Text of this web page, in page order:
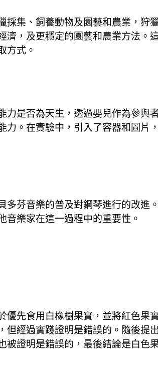
採集、飼養動物及園藝和農業，狩
濟，及更穩定的園藝和農業方法。
方式。
力是否為天生，透過嬰兒作為參與
力。在實驗中，引入了容器和圖片
多芬音樂的普及對鋼琴進行的改進
音樂家在這一過程中的重要性。
優先食用白橡樹果實，並將紅色果
但經過實踐證明是錯誤的。隨後提
被證明是錯誤的，最後結論是白色